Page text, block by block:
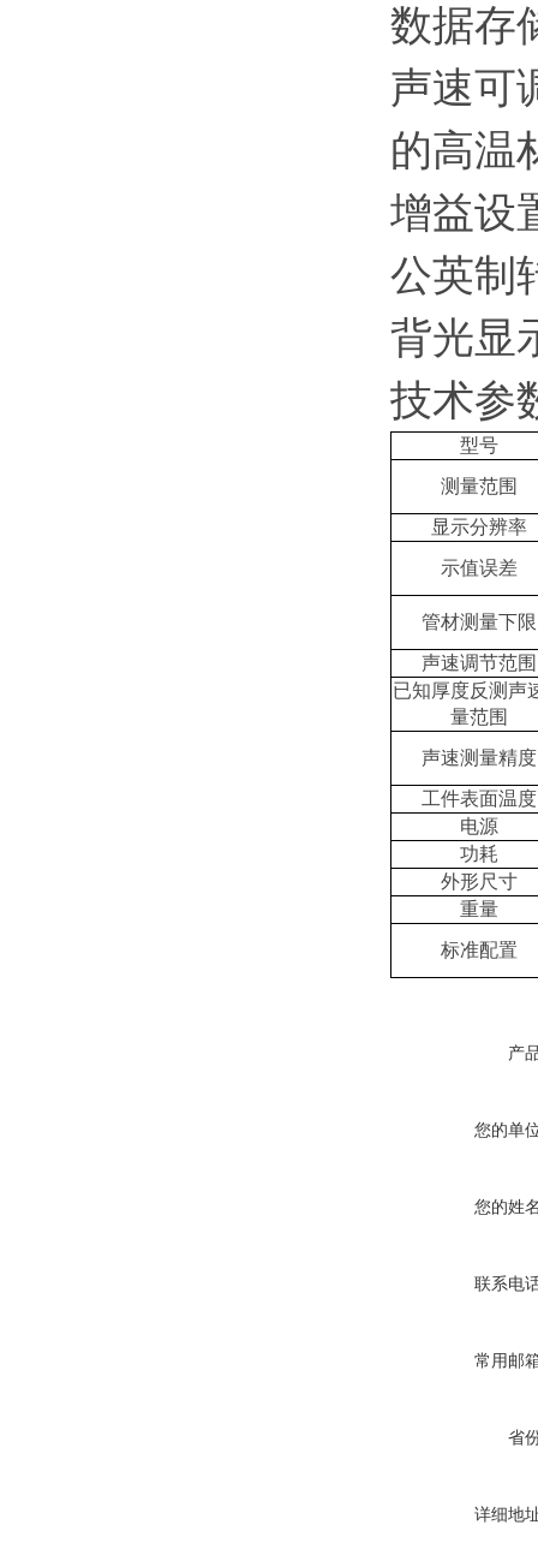
数据存
声速可
的高温
增益设
公英制
背光显
技术参
型号
测量范围
显示分辨率
示值误差
管材测量下限
声速调节范围
已知厚度反测声
量范围
声速测量精度
工件表面温度
电源
功耗
外形尺寸
重量
标准配置
产
您的单
您的姓
联系电
常用邮
省
详细地